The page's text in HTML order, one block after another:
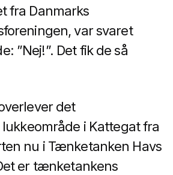
fra Danmarks
var svaret
”Nej!”. Det fik de så
det
i Kattegat fra
nu i Tænketanken Havs
er tænketankens